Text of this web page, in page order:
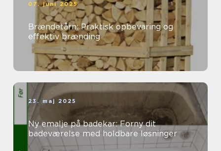
07. juni 2025
Brændetårn: Praktisk opbevaring og
effektiv brænding
23. maj 2025
Ny emalje på badekar: Forny dit
badeværelse med holdbare løsninger